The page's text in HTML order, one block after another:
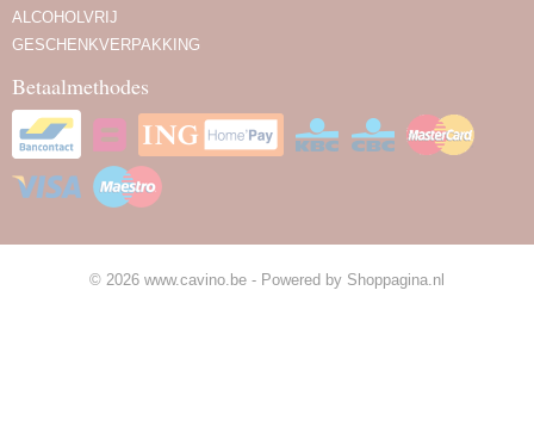
ALCOHOLVRIJ
GESCHENKVERPAKKING
Betaalmethodes
© 2026 www.cavino.be - Powered by Shoppagina.nl